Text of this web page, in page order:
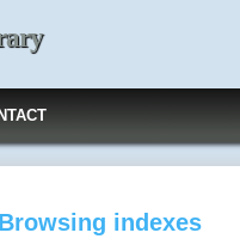
Browsing indexes